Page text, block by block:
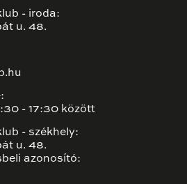
- iroda:
u. 48.
- 17:30 között
- székhely:
u. 48.
azonosító: